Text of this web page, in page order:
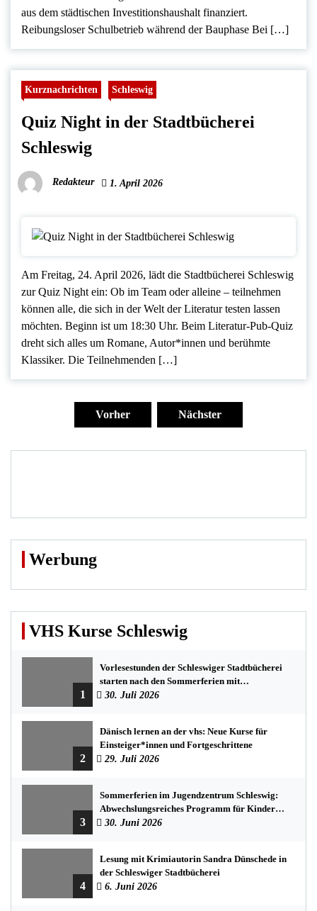
aus dem städtischen Investitionshaushalt finanziert.
Reibungsloser Schulbetrieb während der Bauphase Bei […]
Kurznachrichten Schleswig
Quiz Night in der Stadtbücherei
Schleswig
Redakteur 1. April 2026
Am Freitag, 24. April 2026, lädt die Stadtbücherei Schleswig
zur Quiz Night ein: Ob im Team oder alleine – teilnehmen
können alle, die sich in der Welt der Literatur testen lassen
möchten. Beginn ist um 18:30 Uhr. Beim Literatur-Pub-Quiz
dreht sich alles um Romane, Autor*innen und berühmte
Klassiker. Die Teilnehmenden […]
Vorher Nächster
Werbung
VHS Kurse Schleswig
1
Vorlesestunden der Schleswiger Stadtbücherei
starten nach den Sommerferien mit
spannenden Geschichten
30. Juli 2026
2
Dänisch lernen an der vhs: Neue Kurse für
Einsteiger*innen und Fortgeschrittene
29. Juli 2026
3
Sommerferien im Jugendzentrum Schleswig:
Abwechslungsreiches Programm für Kinder
und Jugendliche
30. Juni 2026
4
Lesung mit Krimiautorin Sandra Dünschede in
der Schleswiger Stadtbücherei
6. Juni 2026